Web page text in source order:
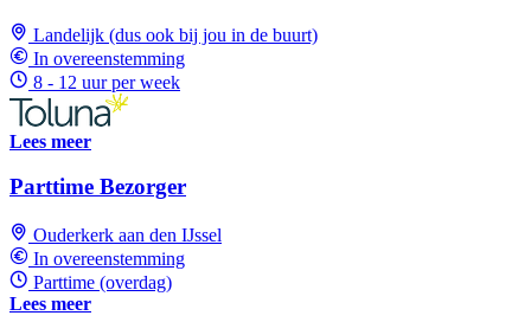
Landelijk (dus ook bij jou in de buurt)
In overeenstemming
8 - 12 uur per week
Lees meer
Parttime Bezorger
Ouderkerk aan den IJssel
In overeenstemming
Parttime (overdag)
Lees meer